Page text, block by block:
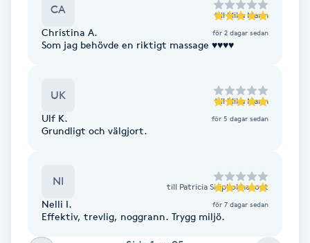
Fransk manikyr
Fransrengöring
Frekvensterapi
Friskvård
CA till Mika Marin
Christina A. för 2 dagar sedan
Som jag behövde en riktigt massage ♥️♥️♥️♥️
UK till Mika Marin
Ulf K. för 5 dagar sedan
Grundligt och välgjort.
NI till Patricia Siriphokhanont
Nelli I. för 7 dagar sedan
Effektiv, trevlig, noggrann. Trygg miljö.